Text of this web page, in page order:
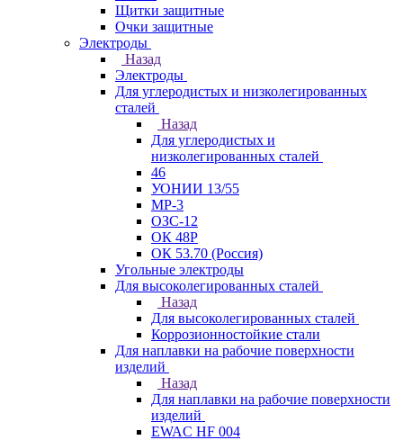
Щитки защитные
Очки защитные
Электроды
Назад
Электроды
Для углеродистых и низколегированных
сталей
Назад
Для углеродистых и
низколегированных сталей
46
УОНИИ 13/55
МР-3
ОЗС-12
ОК 48Р
ОК 53.70 (Россия)
Угольные электроды
Для высоколегированных сталей
Назад
Для высоколегированных сталей
Коррозионностойкие стали
Для наплавки на рабочие поверхности
изделий
Назад
Для наплавки на рабочие поверхности
изделий
EWAC HF 004